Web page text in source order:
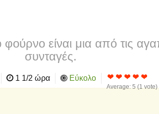
είναι μια από τις
συνταγές.
1 1/2 ώρα Εύκολο
Average:5 (1vote)